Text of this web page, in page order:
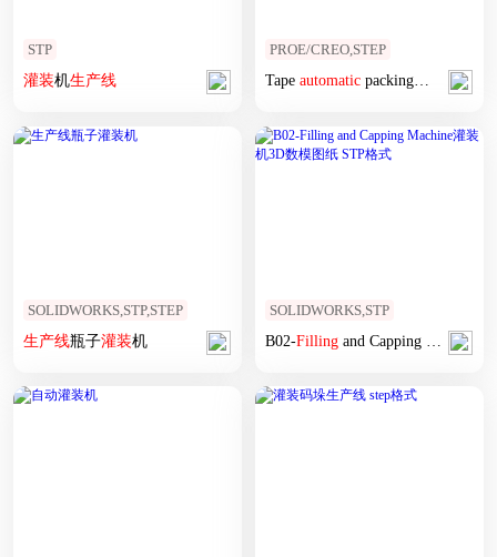
STP
灌装机生产线
PROE/CREO,STEP
Tape automaticpacking胶带 自动
SOLIDWORKS,STP,STEP
生产线瓶子灌装机
SOLIDWORKS,STP
B02-Fillingand Capping Machine